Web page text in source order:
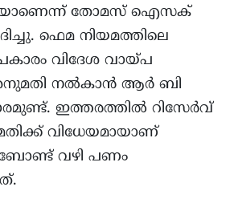
തോമസ് ഐസക്
ഫെമ നിയമത്തിലെ
വിദേശ വായ്പ
നൽകാൻ ആർ ബി
ഇത്തരത്തിൽ റിസേർവ്
വിധേയമായാണ്
വഴി പണം